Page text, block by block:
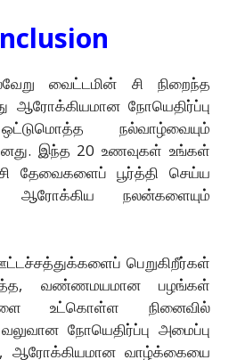
வைட்டமின் சி நிறைந்த
ஆரோக்கியமான நோயெதிர்ப்பு
நல்வாழ்வையும்
இந்த 20 உணவுகள் உங்கள்
தேவைகளைப் பூர்த்தி செய்ய
ஆரோக்கிய நலன்களையும்
பெறுகிறீர்கள்
வண்ணமயமான பழங்கள்
உட்கொள்ள நினைவில்
நோயெதிர்ப்பு அமைப்பு
ஆரோக்கியமான வாழ்க்கையை